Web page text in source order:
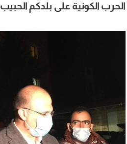
الحرب الكونية على بلدكم الحبيب